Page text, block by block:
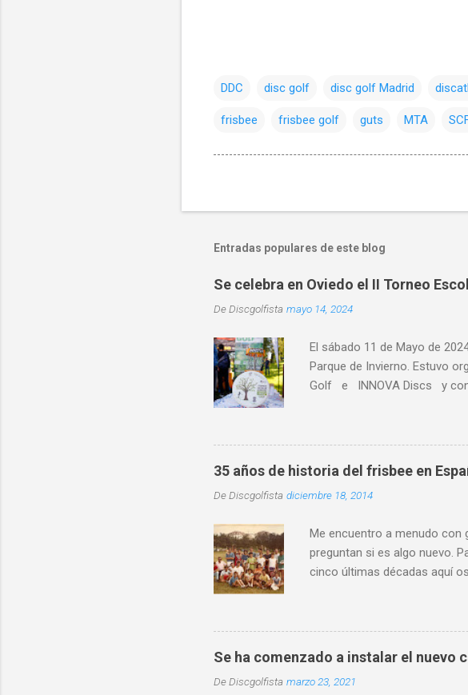
DDC disc golf disc golf Madrid
frisbee frisbee golf guts MTA
Entradas populares de este blog
Se celebra en Oviedo el II Torneo
DeDiscgolfista mayo 14, 2024
El sábado 11 de Mayo de
Parque de Invierno. Estuvo
Golf e INNOVA Discs y con
localidades de Asturias,
destacó la al alta
distintos . Se retomó este
entorno escolar. Y es que
física interesados y que
35 años de historia del frisbee en
DeDiscgolfista diciembre 18, 2014
Me encuentro a menudo con
preguntan si es algo nuevo.
cinco últimas décadas aquí
Asturias y empiezo a
crea la Asociación Española
existió durante varios años
torneo y no existe rastro de
de Frisbee. Cinco
Se ha comenzado a instalar el nuevo
DeDiscgolfista marzo 23, 2021